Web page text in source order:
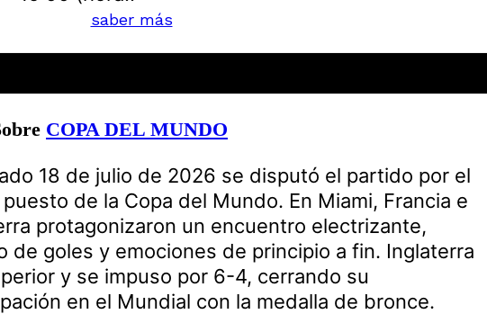
saber más
COPA DEL MUNDO
18 de julio de 2026 se disputó el partido por el
de la Copa del Mundo. En Miami, Francia e
protagonizaron un encuentro electrizante,
de goles y emociones de principio a fin. Inglaterra
y se impuso por 6-4, cerrando su
en el Mundial con la medalla de bronce.